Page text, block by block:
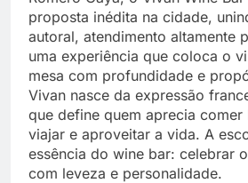
proposta inédita na cidade,
autoral, atendimento altamente
uma experiência que coloca o
mesa com profundidade e
Vivan nasce da expressão
que define quem aprecia
viajar e aproveitar a vida. A
essência do wine bar: celebrar
com leveza e personalidade.